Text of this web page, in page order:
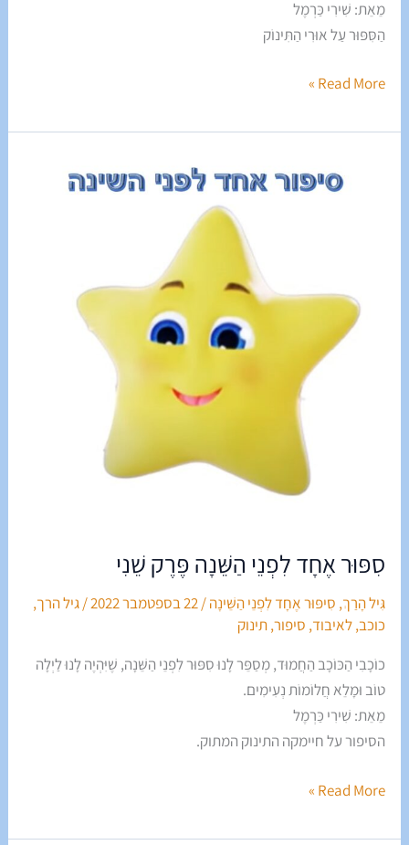
מֵאֵת: שִׁירִי כַּרְמֶל
הַסִּפּוּר עַל אוּרִי הַתִּינוֹק
Read More »
סִפּוּר אֶחָד לִפְנֵי הַשֵּׁנָה פֶּרֶק שֵׁנִי
גִּיל הָרַךְ, סִיפּוּר אֶחָד לִפְנֵי הַשֵּׁינָה/22 בספטמבר 2022 /גיל הרך,
כוכב,לאיבוד, סיפור,תינוק
כוֹכָבִי הַכּוֹכָב הַחֲמוּד, מְסַפֵּר לָנוּ סִפּוּר לִפְנֵי הַשֵּׁנָה, שֶׁיִּהְיֶה לָנוּ לַיְלָה
טוֹב וּמָלֵא חֲלוֹמוֹת נְעִימִים.
מֵאֵת: שִׁירִי כַּרְמֶל
הסיפור על חיימקה התינוק המתוק.
Read More »